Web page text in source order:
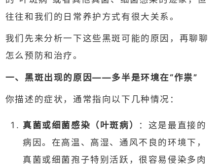
往往和我们的日常养护方式有很大关系。
我们先来分析一下这些黑斑可能的原因，再聊聊
怎么预防和治疗。
一、黑斑出现的原因——多半是环境在“作祟”
你描述的症状，通常指向以下几种情况：
真菌或细菌感染（叶斑病）
：这是最直接的
病因。在高温、高湿、通风不良的环境下，
真菌或细菌孢子特别活跃，很容易侵染多肉